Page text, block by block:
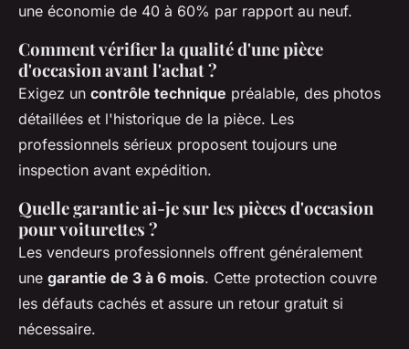
une économie de 40 à 60% par rapport au neuf.
Comment vérifier la qualité d'une pièce
d'occasion avant l'achat ?
Exigez un contrôle technique préalable, des photos
détaillées et l'historique de la pièce. Les
professionnels sérieux proposent toujours une
inspection avant expédition.
Quelle garantie ai-je sur les pièces d'occasion
pour voiturettes ?
Les vendeurs professionnels offrent généralement
une garantie de 3 à 6 mois. Cette protection couvre
les défauts cachés et assure un retour gratuit si
nécessaire.